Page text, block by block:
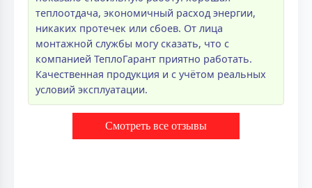
теплоотдача, экономичный расход энергии,
никаких протечек или сбоев. От лица
монтажной службы могу сказать, что с
компанией ТеплоГарант приятно работать.
Качественная продукция и с учётом реальных
условий эксплуатации.
Смотреть все отзывы